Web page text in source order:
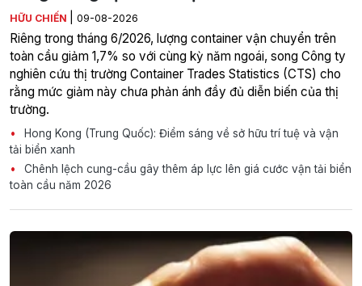
HỮU CHIẾN 09-08-2026
Riêng trong tháng 6/2026, lượng container vận chuyển trên
toàn cầu giảm 1,7% so với cùng kỳ năm ngoái, song Công ty
nghiên cứu thị trường Container Trades Statistics (CTS) cho
rằng mức giảm này chưa phản ánh đầy đủ diễn biến của thị
trường.
Hong Kong (Trung Quốc): Điểm sáng về sở hữu trí tuệ và vận
tải biển xanh
Chênh lệch cung-cầu gây thêm áp lực lên giá cước vận tải biển
toàn cầu năm 2026